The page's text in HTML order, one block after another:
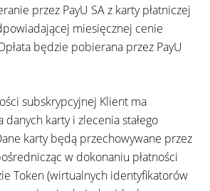
przez PayU SA z karty płatniczej
miesięcznej cenie
będzie pobierana przez PayU
subskrypcyjnej Klient ma
danych karty i zlecenia stałego
karty będą przechowywane przez
w dokonaniu płatności
Token (wirtualnych identyfikatorów